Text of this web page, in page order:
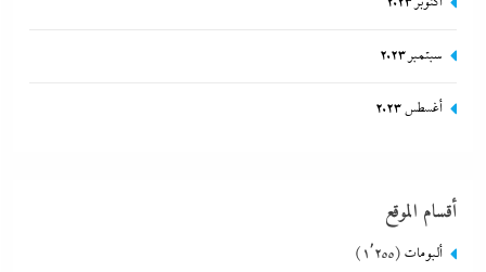
سبتمبر 2023
أغسطس 2023
أقسام الموقع
ألبومات (1٬255)